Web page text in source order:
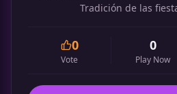
Tradición de las
0
Vote
0
Play Now